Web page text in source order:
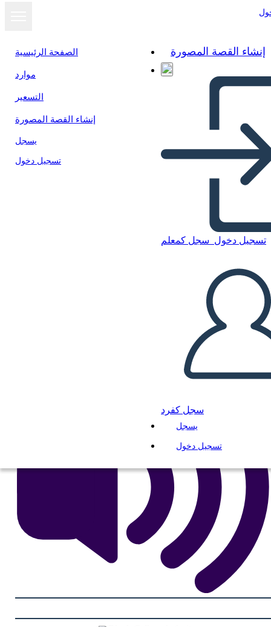
الصفحة الرئيسية
موارد
التسعير
إنشاء القصة المصورة
يسجل
تسجيل دخول
إنشاء القصة المصورة
تسجيل دخول سجل كمعلم
سجل كفرد
يسجل
تسجيل دخول
Blank Cell med afsnit